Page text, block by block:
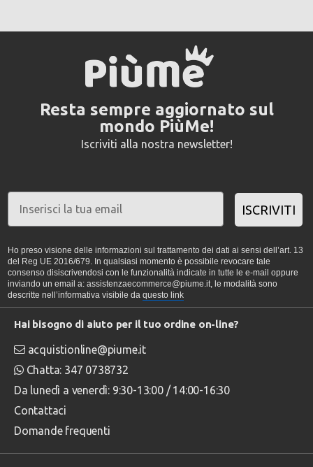
Resta sempre aggiornato sul
mondo PiùMe!
Iscriviti alla nostra newsletter!
ISCRIVITI
Ho preso visione delle informazioni sul trattamento dei dati ai sensi dell’art. 13
del Reg UE 2016/679. In qualsiasi momento è possibile revocare tale
consenso disiscrivendosi con le funzionalità indicate in tutte le e-mail oppure
inviando un email a: assistenzaecommerce@piume.it, le modalità sono
descritte nell’informativa visibile da questo link
Hai bisogno di aiuto per il tuo ordine on-line?
acquistionline@piume.it
Chatta: 347 0738732
Da lunedì a venerdì: 9:30-13:00 / 14:00-16:30
Contattaci
Domande frequenti